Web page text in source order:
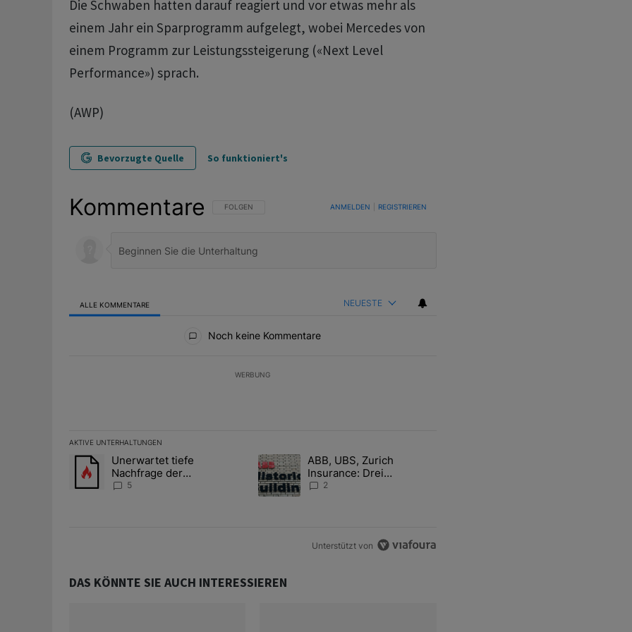
Die Schwaben hatten darauf reagiert und vor etwas mehr als
einem Jahr ein Sparprogramm aufgelegt, wobei Mercedes von
einem Programm zur Leistungssteigerung («Next Level
Performance») sprach.
(AWP)
Bevorzugte Quelle So funktioniert's
Kommentare FOLGE DIESER UNTERHALTUNG, UM BENACHRICHTIGT ZU WERDEN, WENN NEUE KOMMENTARE VERÖFFENTLICHT
FOLGEN ANMELDEN REGISTRIEREN
ALLE KOMMENTARE NEUESTE
Noch keine Kommentare
WERBUNG
AKTIVE UNTERHALTUNGEN
Das Folgende ist eine Liste der am meisten kommentierten Artikel der letzten 7 days.
Ein Trendartikel mit dem Titel "Unerwartet tiefe Nachfrage der Zentralbanken könnte Goldpreis weiter belasten" mit 5
Unerwartet tiefe
Nachfrage der
Zentralbanken könnte
5
Ein Trendartikel mit dem Titel "ABB, UBS, Zurich Insurance: Drei Schweizer
ABB, UBS, Zurich
Insurance: Drei
Schweizer Aktien auf der
2
Unterstützt von
DAS KÖNNTE SIE AUCH INTERESSIEREN